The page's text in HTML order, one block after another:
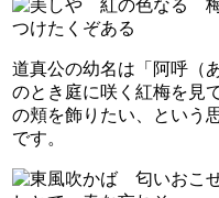
道真公の幼名は「阿呼（
のとき庭に咲く紅梅を見
の頬を飾りたい、という
です。